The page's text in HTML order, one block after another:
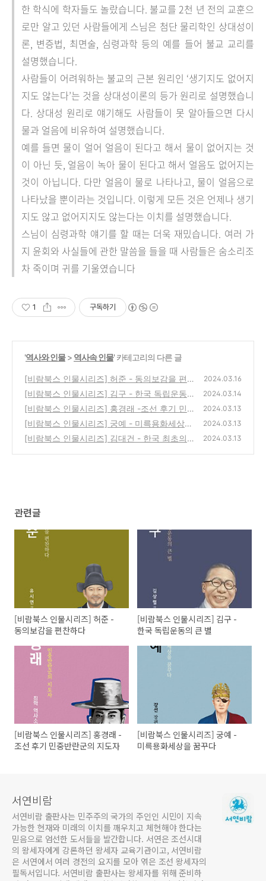
한 학식에 학자들도 놀랐습니다. 불교를 2천 년 전의 교훈으
로만 알고 있던 사람들에게 스님은 첨단 물리학인 상대성이
론, 변증법, 최면술, 심령과학 등의 예를 들어 불교 교리를
설명했습니다.
사람들이 어려워하는 불교의 근본 원리인 ‘생기지도 없어지
지도 않는다’는 것을 상대성이론의 등가 원리로 설명했습니
다. 상대성 원리로 얘기해도 사람들이 못 알아들으면 다시
물과 얼음에 비유하여 설명했습니다.
예를 들면 물이 얼어 얼음이 된다고 해서 물이 없어지는 것
이 아닌 듯, 얼음이 녹아 물이 된다고 해서 얼음도 없어지는
것이 아닙니다. 다만 얼음이 물로 나타나고, 물이 얼음으로
나타났을 뿐이라는 것입니다. 이렇게 모든 것은 언제나 생기
지도 않고 없어지지도 않는다는 이치를 설명했습니다.
스님이 심령과학 얘기를 할 때는 더욱 재밌습니다. 여러 가
지 윤회와 사실들에 관한 말씀을 들을 때 사람들은 숨소리조
차 죽이며 귀를 기울였습니다
1 구독하기
'역사와 인물> 역사속 인물' 카테고리의 다른 글
[비람북스 인물시리즈] 허준 - 동의보감을 편
찬하다
(0)
2024.03.16
[비람북스 인물시리즈] 김구 - 한국 독립운동
의 큰 별
(1)
2024.03.14
[비람북스 인물시리즈] 홍경래 -조선 후기 민
중반란군의 지도자
(0)
2024.03.13
[비람북스 인물시리즈] 궁예 - 미륵용화세상을
꿈꾸다
(0)
2024.03.13
[비람북스 인물시리즈] 김대건 - 한국 최초의
2024.03.13
관련글
[비람북스 인물시리즈] 허준 -
동의보감을 편찬하다
[비람북스 인물시리즈] 김구 -
한국 독립운동의 큰 별
[비람북스 인물시리즈] 홍경래 -
조선 후기 민중반란군의 지도자
[비람북스 인물시리즈] 궁예 -
미륵용화세상을 꿈꾸다
서연비람
서연비람 출판사는 민주주의 국가의 주인인 시민이 지속
가능한 현재와 미래의 이치를 깨우치고 체현해야 한다는
믿음으로 엄선한 도서들을 발간합니다. 서연은 조선시대
의 왕세자에게 강론하던 왕세자 교육기관이고, 서연비람
은 서연에서 여러 경전의 요지를 모아 엮은 조선 왕세자의
필독서입니다. 서연비람 출판사는 왕세자를 위해 준비하